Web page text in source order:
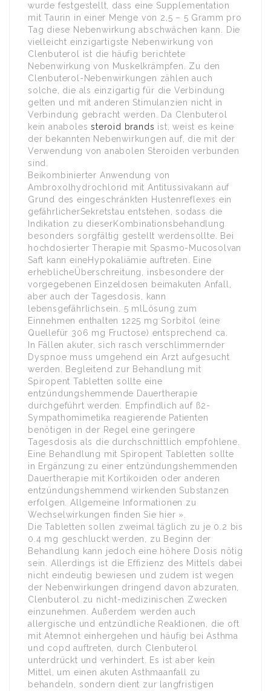
wurde festgestellt, dass eine Supplementation
mit Taurin in einer Menge von 2,5 – 5 Gramm pro
Tag diese Nebenwirkung abschwächen kann. Die
vielleicht einzigartigste Nebenwirkung von
Clenbuterol ist die häufig berichtete
Nebenwirkung von Muskelkrämpfen. Zu den
Clenbuterol-Nebenwirkungen zählen auch
solche, die als einzigartig für die Verbindung
gelten und mit anderen Stimulanzien nicht in
Verbindung gebracht werden. Da Clenbuterol
kein anabolessteroid brands ist, weist es keine
der bekannten Nebenwirkungen auf, die mit der
Verwendung von anabolen Steroiden verbunden
sind.
Beikombinierter Anwendung von
Ambroxolhydrochlorid mit Antitussivakann auf
Grund des eingeschränkten Hustenreflexes ein
gefährlicherSekretstau entstehen, sodass die
Indikation zu dieserKombinationsbehandlung
besonders sorgfältig gestellt werdensollte. Bei
hochdosierter Therapie mit Spasmo-Mucosolvan
Saft kann eineHypokaliämie auftreten. Eine
erheblicheÜberschreitung, insbesondere der
vorgegebenen Einzeldosen beimakuten Anfall,
aber auch der Tagesdosis, kann
lebensgefährlichsein. 5 mlLösung zum
Einnehmen enthalten 1225 mg Sorbitol (eine
Quellefür 306 mg Fructose) entsprechend ca.
In Fällen akuter, sich rasch verschlimmernder
Dyspnoe muss umgehend ein Arzt aufgesucht
werden. Begleitend zur Behandlung mit
Spiropent Tabletten sollte eine
entzündungshemmende Dauertherapie
durchgeführt werden. Empfindlich auf ß2-
Sympathomimetika reagierende Patienten
benötigen in der Regel eine geringere
Tagesdosis als die durchschnittlich empfohlene.
Eine Behandlung mit Spiropent Tabletten sollte
in Ergänzung zu einer entzündungshemmenden
Dauertherapie mit Kortikoiden oder anderen
entzündungshemmend wirkenden Substanzen
erfolgen. Allgemeine Informationen zu
Wechselwirkungen finden Sie hier ».
Die Tabletten sollen zweimal täglich zu je 0.2 bis
0.4 mg geschluckt werden, zu Beginn der
Behandlung kann jedoch eine höhere Dosis nötig
sein. Allerdings ist die Effizienz des Mittels dabei
nicht eindeutig bewiesen und zudem ist wegen
der Nebenwirkungen dringend davon abzuraten,
Clenbuterol zu nicht-medizinischen Zwecken
einzunehmen. Außerdem werden auch
allergische und entzündliche Reaktionen, die oft
mit Atemnot einhergehen und häufig bei Asthma
und copd auftreten, durch Clenbuterol
unterdrückt und verhindert. Es ist aber kein
Mittel, um einen akuten Asthmaanfall zu
behandeln, sondern dient zur langfristigen